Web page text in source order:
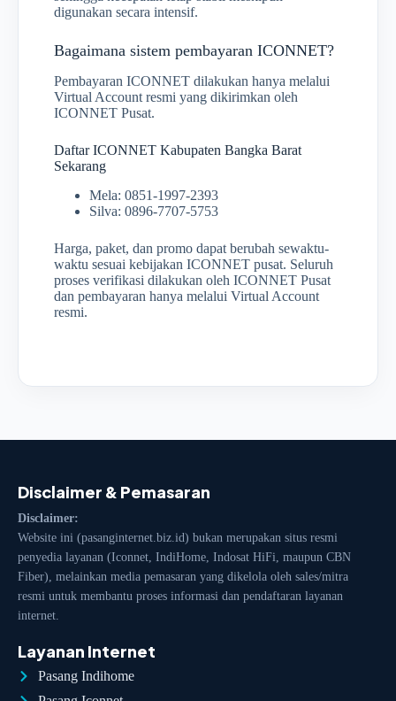
digunakan secara intensif.
Bagaimana sistem pembayaran ICONNET?
Pembayaran ICONNET dilakukan hanya melalui
Virtual Account resmi yang dikirimkan oleh
ICONNET Pusat.
Daftar ICONNET Kabupaten Bangka Barat
Sekarang
Mela: 0851-1997-2393
Silva: 0896-7707-5753
Harga, paket, dan promo dapat berubah sewaktu-
waktu sesuai kebijakan ICONNET pusat. Seluruh
proses verifikasi dilakukan oleh ICONNET Pusat
dan pembayaran hanya melalui Virtual Account
resmi.
Disclaimer & Pemasaran
Disclaimer:
Website ini (pasanginternet.biz.id) bukan merupakan situs resmi
penyedia layanan (Iconnet, IndiHome, Indosat HiFi, maupun CBN
Fiber), melainkan media pemasaran yang dikelola oleh sales/mitra
resmi untuk membantu proses informasi dan pendaftaran layanan
internet.
Layanan Internet
Pasang Indihome